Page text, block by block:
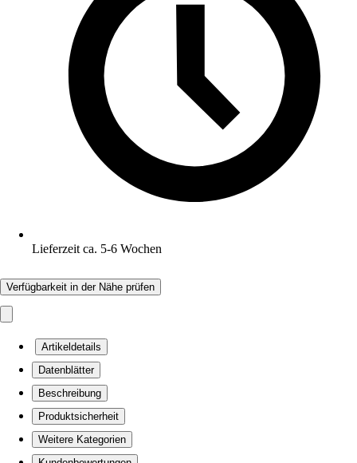
Lieferzeit ca. 5-6 Wochen
Verfügbarkeit in der Nähe prüfen
Artikeldetails
Datenblätter
Beschreibung
Produktsicherheit
Weitere Kategorien